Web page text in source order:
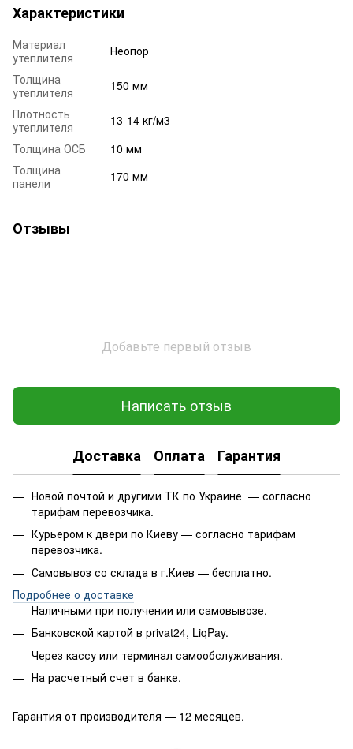
Характеристики
Материал
утеплителя
Неопор
Толщина
утеплителя
150 мм
Плотность
утеплителя
13-14 кг/м3
Толщина ОСБ
10 мм
Толщина
панели
170 мм
Отзывы
Добавьте первый отзыв
Написать отзыв
Доставка Оплата Гарантия
Новой почтой и другими ТК по Украине — согласно
тарифам перевозчика.
Курьером к двери по Киеву — согласно тарифам
перевозчика.
Самовывоз со склада в г.Киев — бесплатно.
Подробнее о доставке
Наличными при получении или самовывозе.
Банковской картой в privat24, LiqPay.
Через кассу или терминал самообслуживания.
На расчетный счет в банке.
Гарантия от производителя — 12 месяцев.